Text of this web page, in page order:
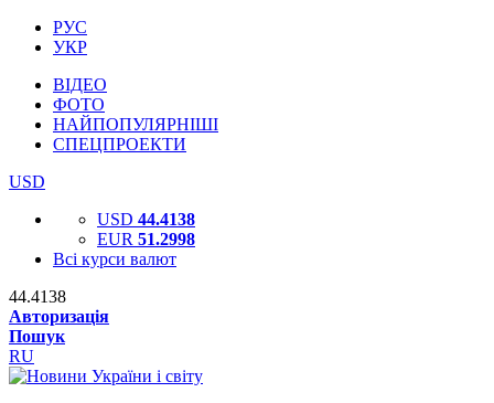
РУС
УКР
ВІДЕО
ФОТО
НАЙПОПУЛЯРНІШІ
СПЕЦПРОЕКТИ
USD
USD 44.4138
EUR 51.2998
Всі курси валют
44.4138
Авторизація
Пошук
RU